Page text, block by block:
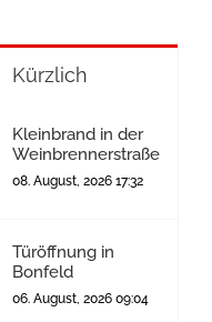
Kürzlich
Kleinbrand in der
Weinbrennerstraße
08. August, 2026 17:32
Türöffnung in
Bonfeld
06. August, 2026 09:04